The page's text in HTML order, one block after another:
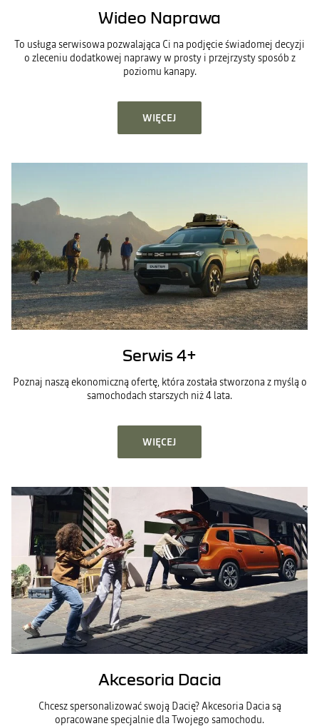
Wideo Naprawa
To usługa serwisowa pozwalająca Ci na podjęcie świadomej decyzji
o zleceniu dodatkowej naprawy w prosty i przejrzysty sposób z
poziomu kanapy.
WIĘCEJ
Serwis 4+
Poznaj naszą ekonomiczną ofertę, która została stworzona z myślą o
samochodach starszych niż 4 lata.
WIĘCEJ
Akcesoria Dacia
Chcesz spersonalizować swoją Dacię? Akcesoria Dacia są
opracowane specjalnie dla Twojego samochodu.